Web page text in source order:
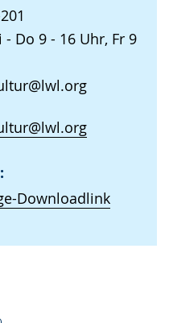
- Do 9 - 16 Uhr, Fr 9
Downloadlink